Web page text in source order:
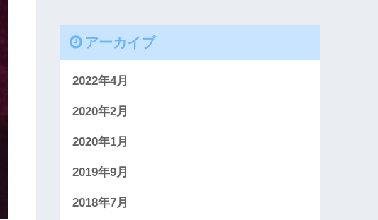
アーカイブ
2022年4月
2020年2月
2020年1月
2019年9月
2018年7月